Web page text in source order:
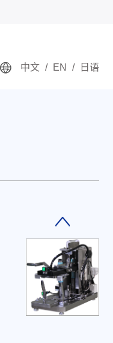
中文 / EN / 日语